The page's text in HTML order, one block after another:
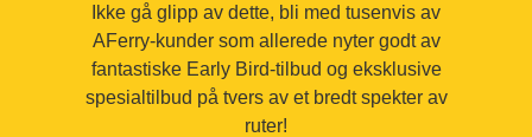
Ikke gå glipp av dette, bli med tusenvis av
AFerry-kunder som allerede nyter godt av
fantastiske Early Bird-tilbud og eksklusive
spesialtilbud på tvers av et bredt spekter av
ruter!